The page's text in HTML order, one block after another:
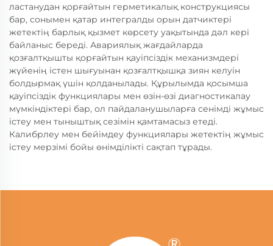
ластанудан қорғайтын герметикалық конструкциясы
бар, сонымен қатар интегралды орын датчиктері
жетектің барлық қызмет көрсету уақытында дәл кері
байланыс береді. Авариялық жағдайларда
қозғалтқышты қорғайтын қауіпсіздік механизмдері
жүйенің істен шығуынан қозғалтқышқа зиян келуін
болдырмақ үшін қолданылады. Құрылымда қосымша
қауіпсіздік функциялары мен өзін-өзі диагностикалау
мүмкіндіктері бар, ол пайдаланушыларға сенімді жұмыс
істеу мен тыныштық сезімін қамтамасыз етеді.
Калибрлеу мен бейімдеу функциялары жетектің жұмыс
істеу мерзімі бойы өнімділікті сақтап тұрады.